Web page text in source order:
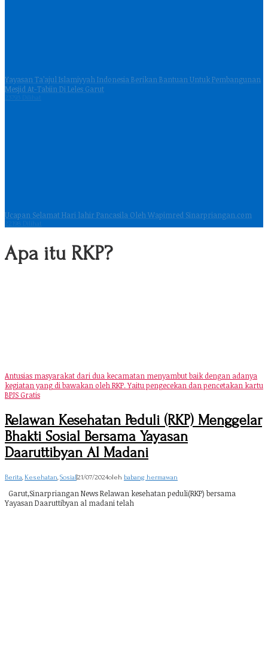
Yayasan Ta’ajul Islamiyyah Indonesia Berikan Bantuan Untuk Pembangunan
Mesjid At-Tabiin Di Leles Garut
23793 Dilihat
Ucapan Selamat Hari lahir Pancasila Oleh Wapimred Sinarpriangan.com
22198 Dilihat
Apa itu RKP?
Antusias masyarakat dari dua kecamatan menyambut baik dengan adanya
kegiatan yang di bawakan oleh RKP. Yaitu pengecekan dan pencetakan kartu
BPJS Gratis
Relawan Kesehatan Peduli (RKP) Menggelar
Bhakti Sosial Bersama Yayasan
Daaruttibyan Al Madani
Berita, Kesehatan,Sosial|21/07/2024oleh babang hermawan
Garut,Sinarpriangan News Relawan kesehatan peduli(RKP) bersama
Yayasan Daaruttibyan al madani telah